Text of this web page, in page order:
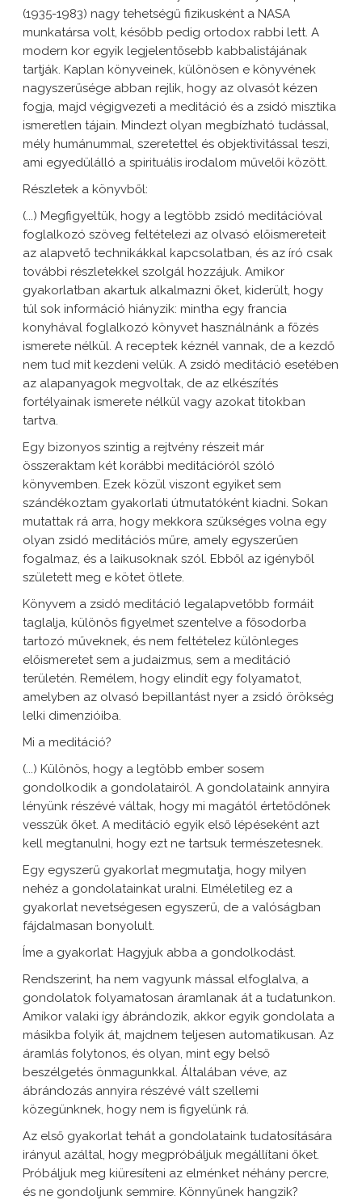
(1935-1983) nagy tehetségű fizikusként a NASA
munkatársa volt, később pedig ortodox rabbi lett. A
modern kor egyik legjelentősebb kabbalistájának
tartják. Kaplan könyveinek, különösen e könyvének
nagyszerűsége abban rejlik, hogy az olvasót kézen
fogja, majd végigvezeti a meditáció és a zsidó misztika
ismeretlen tájain. Mindezt olyan megbízható tudással,
mély humánummal, szeretettel és objektivitással teszi,
ami egyedülálló a spirituális irodalom művelői között.
Részletek a könyvből:
(...) Megfigyeltük, hogy a legtöbb zsidó meditációval
foglalkozó szöveg feltételezi az olvasó előismereteit
az alapvető technikákkal kapcsolatban, és az író csak
további részletekkel szolgál hozzájuk. Amikor
gyakorlatban akartuk alkalmazni őket, kiderült, hogy
túl sok információ hiányzik: mintha egy francia
konyhával foglalkozó könyvet használnánk a főzés
ismerete nélkül. A receptek kéznél vannak, de a kezdő
nem tud mit kezdeni velük. A zsidó meditáció esetében
az alapanyagok megvoltak, de az elkészítés
fortélyainak ismerete nélkül vagy azokat titokban
tartva.
Egy bizonyos szintig a rejtvény részeit már
összeraktam két korábbi meditációról szóló
könyvemben. Ezek közül viszont egyiket sem
szándékoztam gyakorlati útmutatóként kiadni. Sokan
mutattak rá arra, hogy mekkora szükséges volna egy
olyan zsidó meditációs műre, amely egyszerűen
fogalmaz, és a laikusoknak szól. Ebből az igényből
született meg e kötet ötlete.
Könyvem a zsidó meditáció legalapvetőbb formáit
taglalja, különös figyelmet szentelve a fősodorba
tartozó műveknek, és nem feltételez különleges
előismeretet sem a judaizmus, sem a meditáció
területén. Remélem, hogy elindít egy folyamatot,
amelyben az olvasó bepillantást nyer a zsidó örökség
lelki dimenzióiba.
Mi a meditáció?
(...) Különös, hogy a legtöbb ember sosem
gondolkodik a gondolatairól. A gondolataink annyira
lényünk részévé váltak, hogy mi magától értetődőnek
vesszük őket. A meditáció egyik első lépéseként azt
kell megtanulni, hogy ezt ne tartsuk természetesnek.
Egy egyszerű gyakorlat megmutatja, hogy milyen
nehéz a gondolatainkat uralni. Elméletileg ez a
gyakorlat nevetségesen egyszerű, de a valóságban
fájdalmasan bonyolult.
Íme a gyakorlat: Hagyjuk abba a gondolkodást.
Rendszerint, ha nem vagyunk mással elfoglalva, a
gondolatok folyamatosan áramlanak át a tudatunkon.
Amikor valaki így ábrándozik, akkor egyik gondolata a
másikba folyik át, majdnem teljesen automatikusan. Az
áramlás folytonos, és olyan, mint egy belső
beszélgetés önmagunkkal. Általában véve, az
ábrándozás annyira részévé vált szellemi
közegünknek, hogy nem is figyelünk rá.
Az első gyakorlat tehát a gondolataink tudatosítására
irányul azáltal, hogy megpróbáljuk megállítani őket.
Próbáljuk meg kiüresíteni az elménket néhány percre,
és ne gondoljunk semmire. Könnyűnek hangzik?